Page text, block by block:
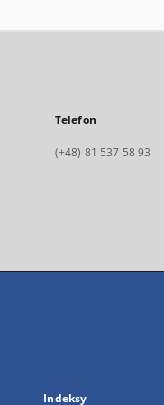
Telefon
(+48) 81 537 58 93
Indeksy